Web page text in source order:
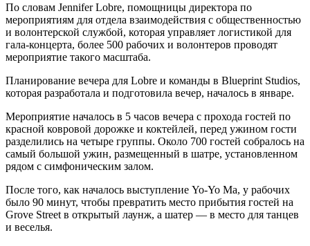
По словам Jennifer Lobre, помощницы директора по
мероприятиям для отдела взаимодействия с общественностью
и волонтерской службой, которая управляет логистикой для
гала-концерта, более 500 рабочих и волонтеров проводят
мероприятие такого масштаба.
Планирование вечера для Lobre и команды в Blueprint Studios,
которая разработала и подготовила вечер, началось в январе.
Мероприятие началось в 5 часов вечера с прохода гостей по
красной ковровой дорожке и коктейлей, перед ужином гости
разделились на четыре группы. Около 700 гостей собралось на
самый большой ужин, размещенный в шатре, установленном
рядом с симфоническим залом.
После того, как началось выступление Yo-Yo Ma, у рабочих
было 90 минут, чтобы превратить место прибытия гостей на
Grove Street в открытый лаунж, а шатер — в место для танцев
и веселья.